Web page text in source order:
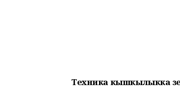
Техника кышкылыкка